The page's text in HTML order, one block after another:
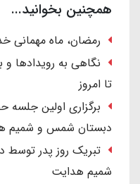
همچنین بخوانید...
رمضان، ماه مهمانی
نگاهی به رویدادها
تا امروز
برگزاری اولین جلسه
دبستان شمس و شمیم
تبریک روز پدر توسط
شمیم هدایت